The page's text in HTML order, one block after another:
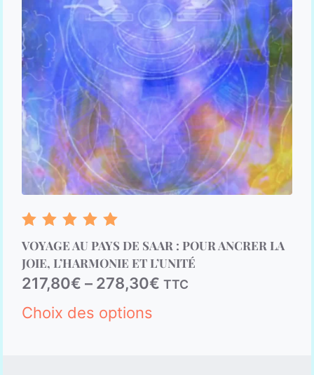
5.00
sur 5
VOYAGE AU PAYS DE SAAR : POUR ANCRER LA
JOIE, L’HARMONIE ET L’UNITÉ
217,80€ – 278,30€ TTC
Choix des options